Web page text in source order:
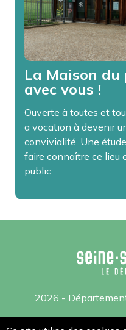
La Maison
avec vous !
Ouverte à toutes et
a vocation à devenir
convivialité. Une
faire connaître ce lieu
public.
2026 -